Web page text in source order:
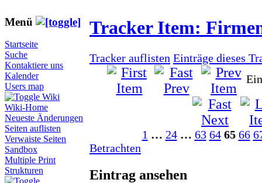
Menü
Startseite
Suche
Kontaktiere uns
Kalender
Users map
Wiki
Wiki-Home
Neueste Änderungen
Seiten auflisten
Verwaiste Seiten
Sandbox
Multiple Print
Strukturen
Tracker Item:
Tracker auflisten Einträge dieses
1 … 24 … 63 64 65 66
Betrachten
Eintrag ansehen